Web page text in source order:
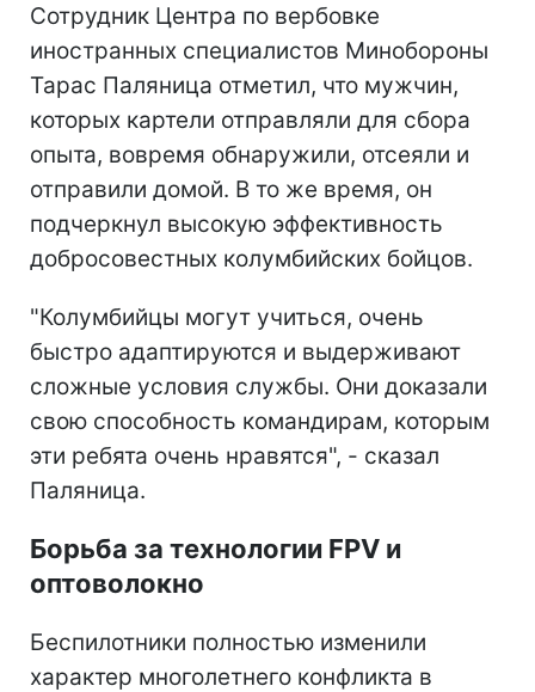
Сотрудник Центра по вербовке
иностранных специалистов Минобороны
Тарас Паляница отметил, что мужчин,
которых картели отправляли для сбора
опыта, вовремя обнаружили, отсеяли и
отправили домой. В то же время, он
подчеркнул высокую эффективность
добросовестных колумбийских бойцов.
"Колумбийцы могут учиться, очень
быстро адаптируются и выдерживают
сложные условия службы. Они доказали
свою способность командирам, которым
эти ребята очень нравятся", - сказал
Паляница.
Борьба за технологии FPV и
оптоволокно
Беспилотники полностью изменили
характер многолетнего конфликта в